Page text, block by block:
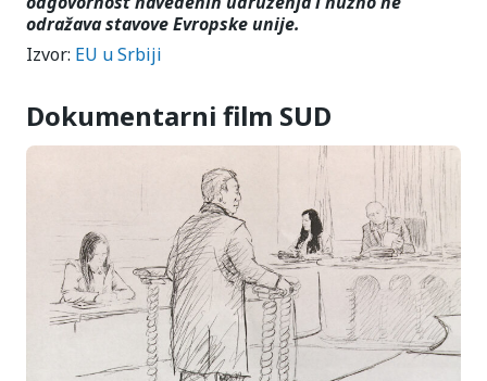
odražava stavove Evropske unije.
Izvor: EU u Srbiji
Dokumentarni film SUD